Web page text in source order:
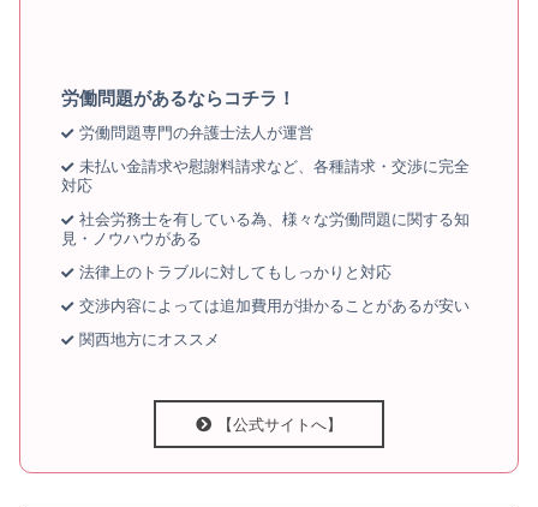
労働問題があるならコチラ！
労働問題専門の弁護士法人が運営
未払い金請求や慰謝料請求など、各種請求・交渉に完全
対応
社会労務士を有している為、様々な労働問題に関する知
見・ノウハウがある
法律上のトラブルに対してもしっかりと対応
交渉内容によっては追加費用が掛かることがあるが安い
関西地方にオススメ
【公式サイトへ】